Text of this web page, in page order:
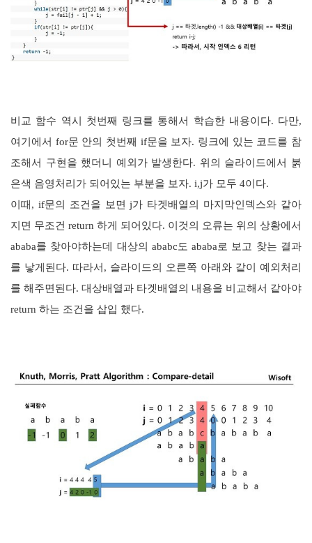
비교 함수 역시 첫번째 링크를 통해서 학습한 내용이다. 다만,
여기에서 for문 안의 첫번째 if문을 보자. 링크에 있는 코드를 참
조해서 구현을 했더니 예외가 발생한다. 위의 슬라이드에서 붉
은색 음영처리가 되어있는 부분을 보자. i,j가 모두 4이다.
이때, if문의 조건을 보면 j가 타겟배열의 마지막인덱스와 같아
지면 무조건 return 하게 되어있다. 이것의 오류는 위의 상황에서
ababa를 찾아야하는데 대상의 ababc도 ababa로 보고 찾는 결과
를 낳게된다. 따라서, 슬라이드의 오른쪽 아래와 같이 예외처리
를 해주면된다. 대상배열과 타겟배열의 내용을 비교해서 같아야
return 하는 조건을 삽입 했다.